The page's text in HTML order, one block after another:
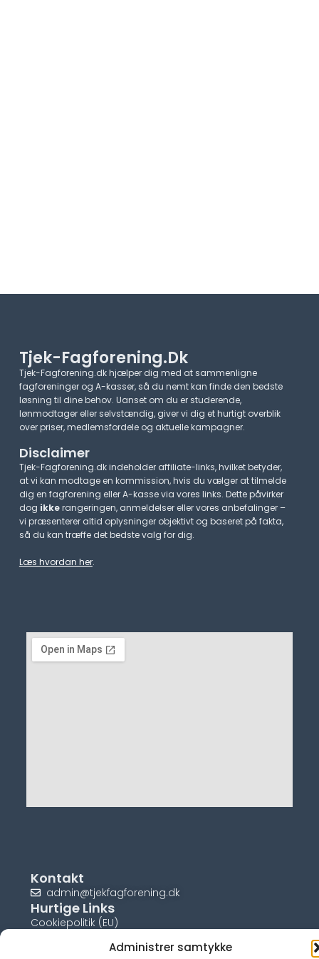
Administrer samtykke
Tjek-Fagforening.dk
Tjek-Fagforening.dk hjælper dig med at sammenligne
fagforeninger og A-kasser, så du nemt kan finde den bedste
løsning til dine behov. Uanset om du er studerende,
lønmodtager eller selvstændig, giver vi dig et hurtigt overblik
over priser, medlemsfordele og aktuelle kampagner.​
Disclaimer
Tjek-Fagforening.dk indeholder affiliate-links, hvilket betyder,
at vi kan modtage en kommission, hvis du vælger at tilmelde
dig en fagforening eller A-kasse via vores links. Dette påvirker
dog ikkerangeringen, anmeldelser eller vores anbefalinger –
vi præsenterer altid oplysninger objektivt og baseret på fakta,
så du kan træffe det bedste valg for dig.
Læs hvordan her.
Kontakt
admin@tjekfagforening.dk
Hurtige Links
Cookiepolitik (EU)